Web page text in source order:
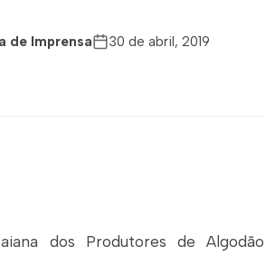
de Imprensa
30 de abril, 2019
dos Produtores de Algodão